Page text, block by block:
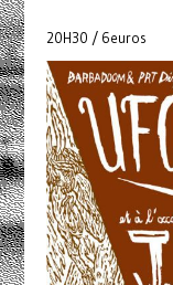
20H30 / 6euros